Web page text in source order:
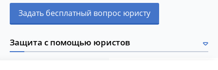
Задать бесплатный вопрос юристу
Защита с помощью юристов